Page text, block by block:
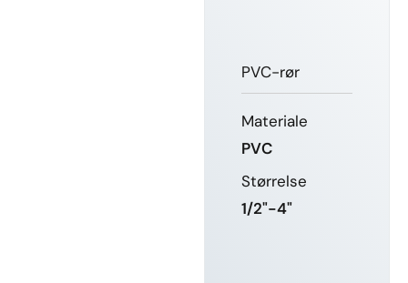
PVC-rør
Materiale
PVC
Størrelse
1/2"-4"